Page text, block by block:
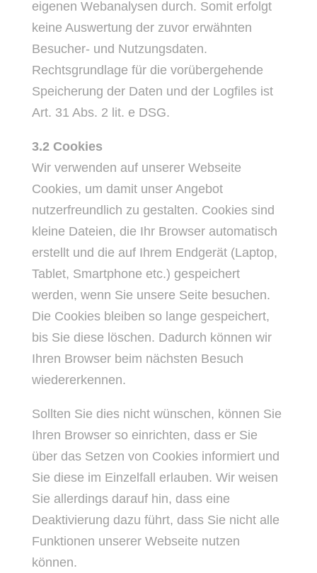
eigenen Webanalysen durch. Somit erfolgt
keine Auswertung der zuvor erwähnten
Besucher- und Nutzungsdaten.
Rechtsgrundlage für die vorübergehende
Speicherung der Daten und der Logfiles ist
Art. 31 Abs. 2 lit. e DSG.
3.2 Cookies
Wir verwenden auf unserer Webseite
Cookies, um damit unser Angebot
nutzerfreundlich zu gestalten. Cookies sind
kleine Dateien, die Ihr Browser automatisch
erstellt und die auf Ihrem Endgerät (Laptop,
Tablet, Smartphone etc.) gespeichert
werden, wenn Sie unsere Seite besuchen.
Die Cookies bleiben so lange gespeichert,
bis Sie diese löschen. Dadurch können wir
Ihren Browser beim nächsten Besuch
wiedererkennen.
Sollten Sie dies nicht wünschen, können Sie
Ihren Browser so einrichten, dass er Sie
über das Setzen von Cookies informiert und
Sie diese im Einzelfall erlauben. Wir weisen
Sie allerdings darauf hin, dass eine
Deaktivierung dazu führt, dass Sie nicht alle
Funktionen unserer Webseite nutzen
können.